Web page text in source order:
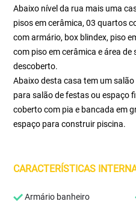
Abaixo nível da rua mais uma
pisos em cerâmica, 03 quartos
com armário, box blindex, piso
com piso em cerâmica e área
descoberto.
Abaixo desta casa tem um
para salão de festas ou espaço
coberto com pia e bancada em
espaço para construir piscina.
CARACTERÍSTICAS
Armário banheiro